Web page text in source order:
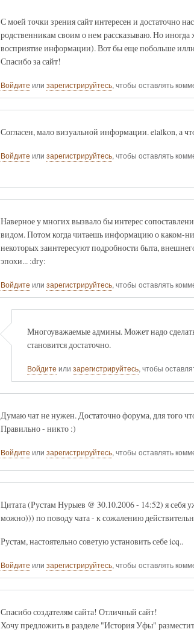
С моей точки зрения сайт интересен и достаточно
родственникам своим о нем рассказываю. Но иногда
восприятие информации). Вот бы еще побольше
Спасибо за сайт!
Войдите или зарегистрируйтесь, чтобы оставлять
Согласен, мало визуальной информации. elalkon, а
Войдите или зарегистрируйтесь, чтобы оставлять
Наверное у многих вызвало бы интерес
видом. Потом когда читаешь информацию о каком-
некоторых заинтересуют подробности быта,
эпохи... :dry:
Войдите или зарегистрируйтесь, чтобы оставлять
Многоуважаемые админы. Может надо
становится достаточно.
Войдите или зарегистрируйтесь, чтобы
Думаю чат не нужен. Достаточно форума, для того
Правильно - никто :)
Войдите или зарегистрируйтесь, чтобы оставлять
Цитата (Рустам Нурыев @ 30.10.2006 - 14:52) я
можно))) по поводу чата - к сожалению
Рустам, настоятельно советую установить себе icq..
Войдите или зарегистрируйтесь, чтобы оставлять
Спасибо создателям сайта! Отличный сайт!
Хочу предложить в разделе "История Уфы"